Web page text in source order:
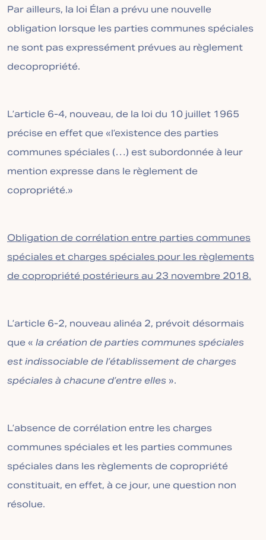
Par ailleurs, la loi Élan a prévu une nouvelle
obligation lorsque les parties communes spéciales
ne sont pas expressément prévues au règlement
decopropriété.
L’article 6-4, nouveau, de la loi du 10 juillet 1965
précise en effet que «l’existence des parties
communes spéciales (…) est subordonnée à leur
mention expresse dans le règlement de
copropriété.»
Obligation de corrélation entre parties communes
spéciales et charges spéciales pour les règlements
de copropriété postérieurs au 23 novembre 2018.
L’article 6-2, nouveau alinéa 2, prévoit désormais
que «la création de parties communes spéciales
est indissociable de l’établissement de charges
spéciales à chacune d’entre elles».
L’absence de corrélation entre les charges
communes spéciales et les parties communes
spéciales dans les règlements de copropriété
constituait, en effet, à ce jour, une question non
résolue.